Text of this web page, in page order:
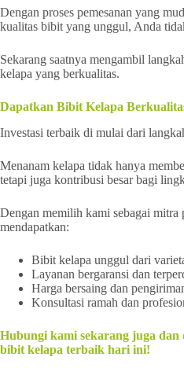
Dengan proses pemesanan yang
kualitas bibit yang unggul, Anda
Sekarang saatnya mengambil
kelapa yang berkualitas.
Dapatkan Bibit Kelapa
Investasi terbaik di mulai dari
Menanam kelapa tidak hanya
tetapi juga kontribusi besar bagi
Dengan memilih kami sebagai mitra
mendapatkan:
Bibit kelapa unggul dari
Layanan bergaransi dan
Harga bersaing dan
Konsultasi ramah dan
Hubungi kami sekarang juga
bibit kelapa terbaik hari ini!